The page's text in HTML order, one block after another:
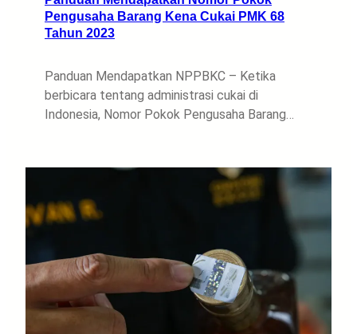
Pengusaha Barang Kena Cukai PMK 68
Tahun 2023
Panduan Mendapatkan NPPBKC – Ketika
berbicara tentang administrasi cukai di
Indonesia, Nomor Pokok Pengusaha Barang…